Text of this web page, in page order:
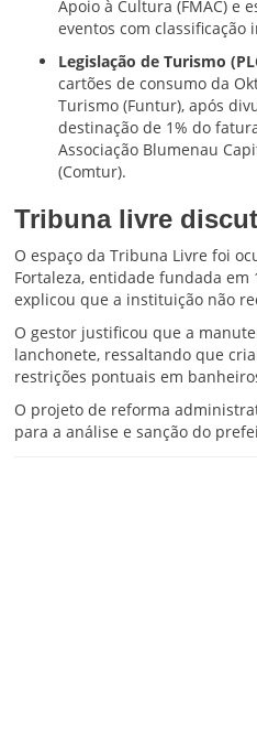
Apoio à Cultura (FMAC) e
eventos com classificação
Legislação de Turismo
cartões de consumo da
Turismo (Funtur), após
destinação de 1% do
Associação Blumenau
(Comtur).
Tribuna livre
O espaço da Tribuna Livre foi
Fortaleza, entidade fundada
explicou que a instituição não
O gestor justificou que a
lanchonete, ressaltando que
restrições pontuais em
O projeto de reforma
para a análise e sanção do